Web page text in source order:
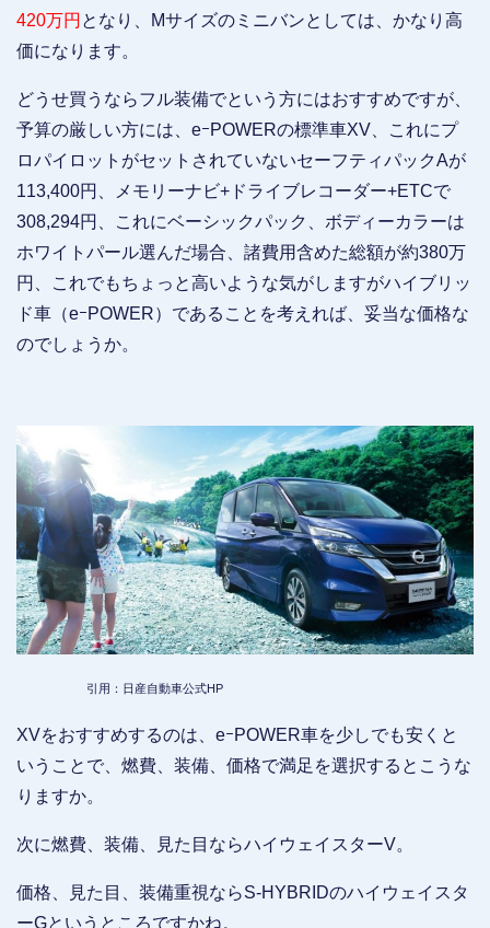
420万円 となり、Mサイズのミニバンとしては、かなり高
価になります。
どうせ買うならフル装備でという方にはおすすめですが、
予算の厳しい方には、eｰPOWERの標準車XV、これにプ
ロパイロットがセットされていないセーフティパックAが
113,400円、メモリーナビ+ドライブレコーダー+ETCで
308,294円、これにベーシックパック、ボディーカラーは
ホワイトパール選んだ場合、諸費用含めた総額が約380万
円、これでもちょっと高いような気がしますがハイブリッ
ド車（eｰPOWER）であることを考えれば、妥当な価格な
のでしょうか。
引用：日産自動車公式HP
XVをおすすめするのは、eｰPOWER車を少しでも安くと
いうことで、燃費、装備、価格で満足を選択するとこうな
りますか。
次に燃費、装備、見た目ならハイウェイスターV。
価格、見た目、装備重視ならS-HYBRIDのハイウェイスタ
ーGというところですかね。